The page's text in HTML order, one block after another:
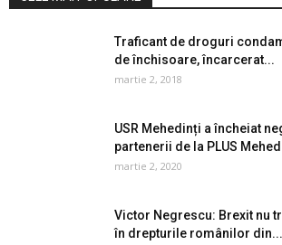
Traficant de droguri
de închisoare, încarcerat...
martie 2, 2018
USR Mehedinți a încheiat
partenerii de la PLUS
martie 2, 2020
Victor Negrescu: Brexit nu
în drepturile românilor din...